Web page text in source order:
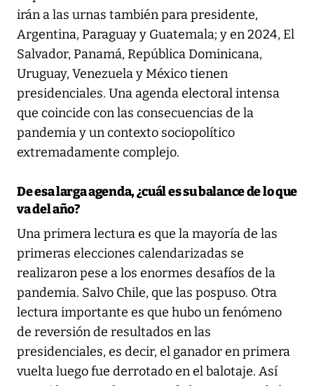
irán a las urnas también para presidente,
Argentina, Paraguay y Guatemala; y en 2024, El
Salvador, Panamá, República Dominicana,
Uruguay, Venezuela y México tienen
presidenciales. Una agenda electoral intensa
que coincide con las consecuencias de la
pandemia y un contexto sociopolítico
extremadamente complejo.
De esa larga agenda, ¿cuál es su balance de lo que
va del año?
Una primera lectura es que la mayoría de las
primeras elecciones calendarizadas se
realizaron pese a los enormes desafíos de la
pandemia. Salvo Chile, que las pospuso. Otra
lectura importante es que hubo un fenómeno
de reversión de resultados en las
presidenciales, es decir, el ganador en primera
vuelta luego fue derrotado en el balotaje. Así